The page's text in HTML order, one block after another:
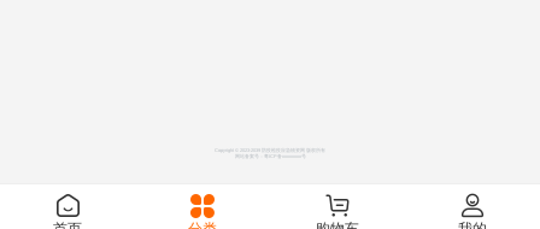
Copyright © 2023-2039 防疫检疫应急物资网 版权所有